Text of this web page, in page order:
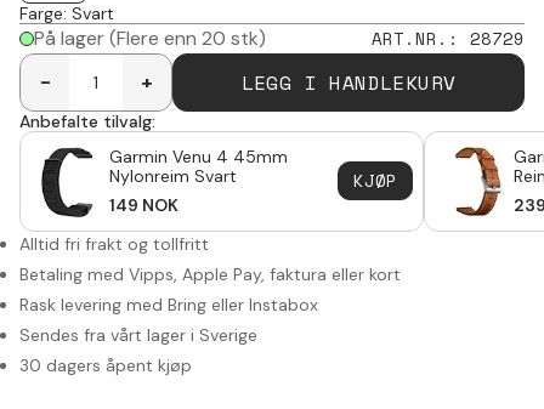
Farge: Svart
På lager(Flere enn 20 stk) ART.NR. : 28729
-
+ LEGG I HANDLEKURV
Anbefalte tilvalg:
Garmin Venu 4 45mm
Nylonreim Svart
149 NOK
KJØP
Alltid fri frakt og tollfritt
Betaling med Vipps, Apple Pay, faktura eller kort
Rask levering med Bring eller Instabox
Sendes fra vårt lager i Sverige
30 dagers åpent kjøp